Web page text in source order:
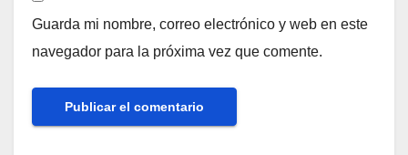
Guarda mi nombre, correo electrónico y web en este
navegador para la próxima vez que comente.